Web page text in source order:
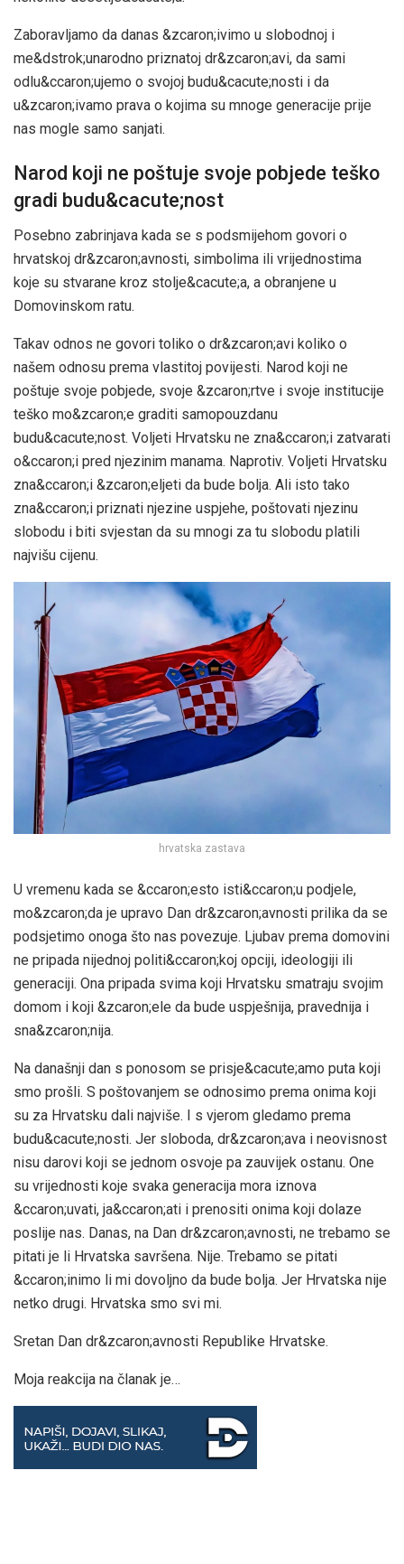
Zaboravljamo da danas &zcaron;ivimo u slobodnoj i
me&dstrok;unarodno priznatoj dr&zcaron;avi, da sami
odlu&ccaron;ujemo o svojoj budu&cacute;nosti i da
u&zcaron;ivamo prava o kojima su mnoge generacije prije
nas mogle samo sanjati.
Narod koji ne poštuje svoje pobjede teško
gradi budu&cacute;nost
Posebno zabrinjava kada se s podsmijehom govori o
hrvatskoj dr&zcaron;avnosti, simbolima ili vrijednostima
koje su stvarane kroz stolje&cacute;a, a obranjene u
Domovinskom ratu.
Takav odnos ne govori toliko o dr&zcaron;avi koliko o
našem odnosu prema vlastitoj povijesti. Narod koji ne
poštuje svoje pobjede, svoje &zcaron;rtve i svoje institucije
teško mo&zcaron;e graditi samopouzdanu
budu&cacute;nost. Voljeti Hrvatsku ne zna&ccaron;i zatvarati
o&ccaron;i pred njezinim manama. Naprotiv. Voljeti Hrvatsku
zna&ccaron;i &zcaron;eljeti da bude bolja. Ali isto tako
zna&ccaron;i priznati njezine uspjehe, poštovati njezinu
slobodu i biti svjestan da su mnogi za tu slobodu platili
najvišu cijenu.
hrvatska zastava
U vremenu kada se &ccaron;esto isti&ccaron;u podjele,
mo&zcaron;da je upravo Dan dr&zcaron;avnosti prilika da se
podsjetimo onoga što nas povezuje. Ljubav prema domovini
ne pripada nijednoj politi&ccaron;koj opciji, ideologiji ili
generaciji. Ona pripada svima koji Hrvatsku smatraju svojim
domom i koji &zcaron;ele da bude uspješnija, pravednija i
sna&zcaron;nija.
Na današnji dan s ponosom se prisje&cacute;amo puta koji
smo prošli. S poštovanjem se odnosimo prema onima koji
su za Hrvatsku dali najviše. I s vjerom gledamo prema
budu&cacute;nosti. Jer sloboda, dr&zcaron;ava i neovisnost
nisu darovi koji se jednom osvoje pa zauvijek ostanu. One
su vrijednosti koje svaka generacija mora iznova
&ccaron;uvati, ja&ccaron;ati i prenositi onima koji dolaze
poslije nas. Danas, na Dan dr&zcaron;avnosti, ne trebamo se
pitati je li Hrvatska savršena. Nije. Trebamo se pitati
&ccaron;inimo li mi dovoljno da bude bolja. Jer Hrvatska nije
netko drugi. Hrvatska smo svi mi.
Sretan Dan dr&zcaron;avnosti Republike Hrvatske.
Moja reakcija na članak je…